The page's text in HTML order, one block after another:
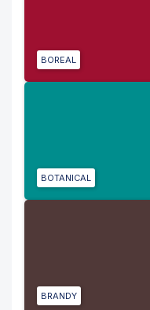
BOREAL
BOTANICAL
BRANDY